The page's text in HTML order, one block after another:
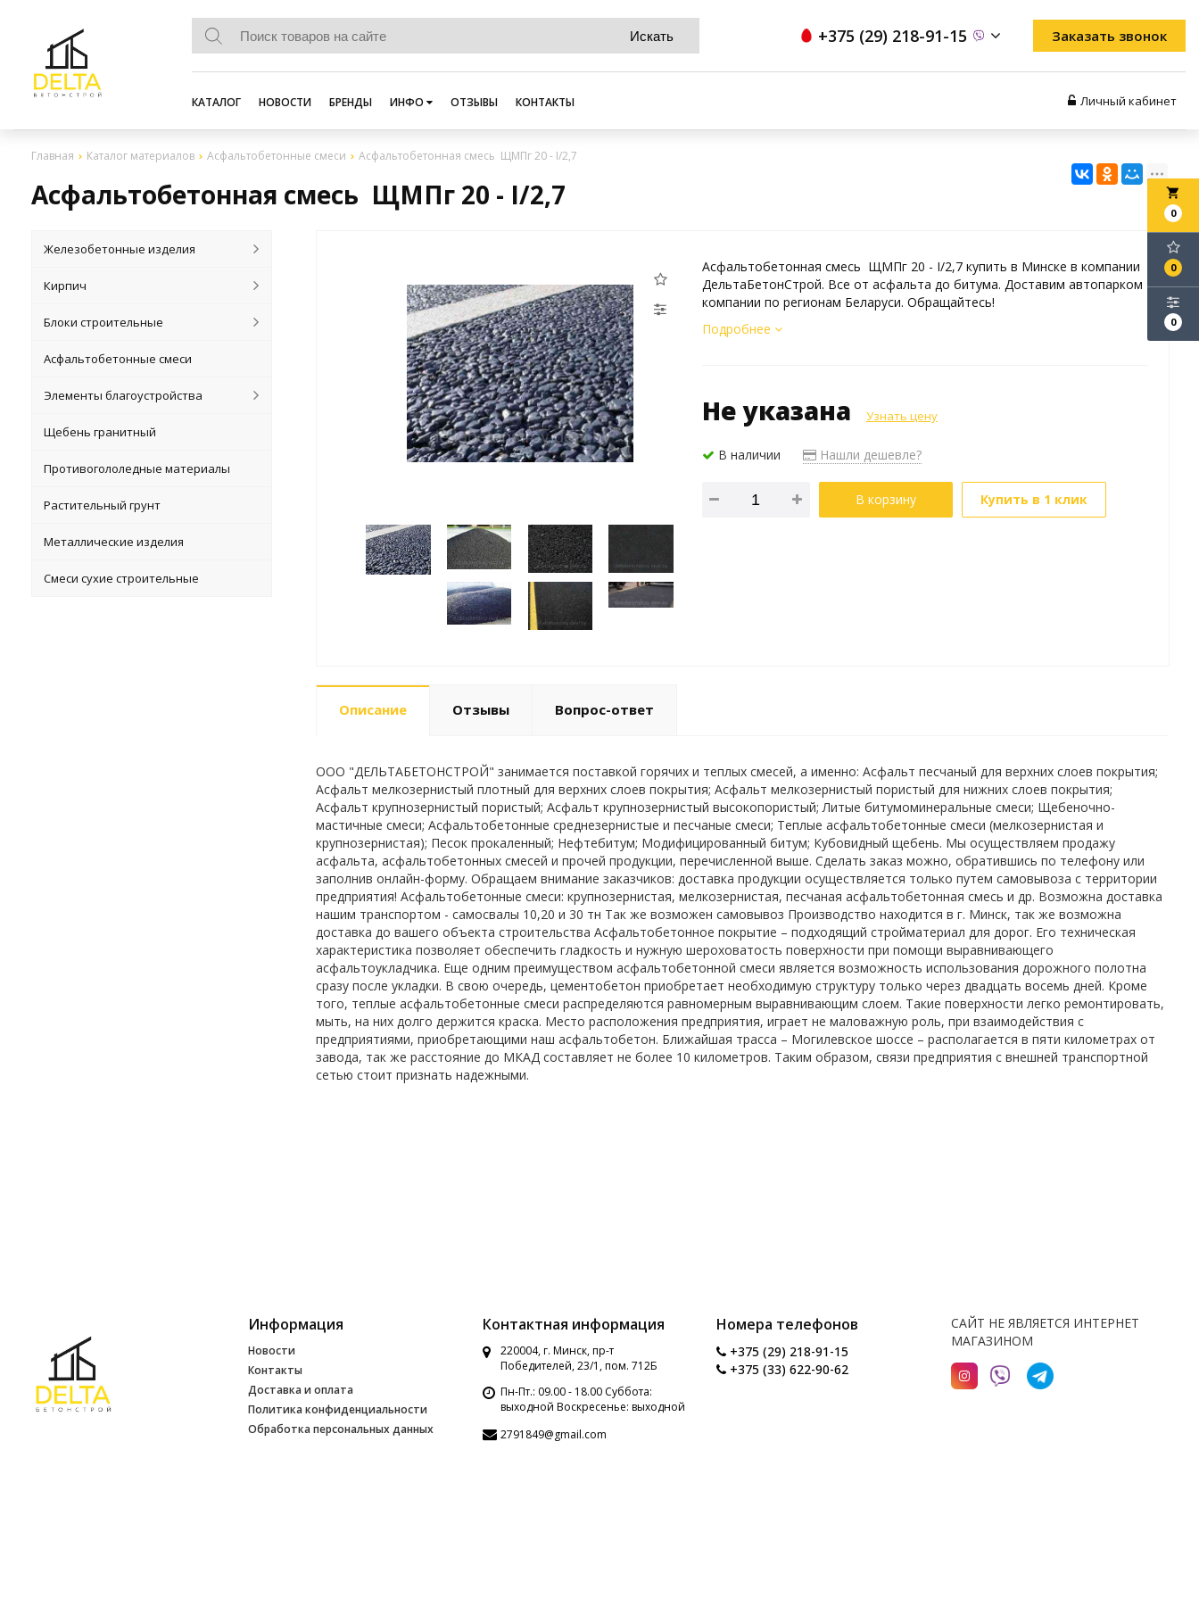
+375 (29) 218-91-15 Заказать звонок
КАТАЛОГ НОВОСТИ БРЕНДЫ ИНФО ОТЗЫВЫ КОНТАКТЫ Личный кабинет
Главная Каталог материалов Асфальтобетонные смеси Асфальтобетонная смесь ЩМПг 20 - I/2,7
Асфальтобетонная смесь ЩМПг 20 - I/2,7 local_grocery_store
0
0
0
Железобетонные изделия
Кирпич
Блоки строительные
Асфальтобетонные смеси
Элементы благоустройства
Щебень гранитный
Противогололедные материалы
Растительный грунт
Металлические изделия
Смеси сухие строительные
Асфальтобетонная смесь ЩМПг 20 - I/2,7 купить в Минске в компании
ДельтаБетонСтрой. Все от асфальта до битума. Доставим автопарком
компании по регионам Беларуси. Обращайтесь!
Подробнее
Не указана Узнать цену
В наличии Нашли дешевле?
В корзину Купить в 1 клик
Описание Отзывы Вопрос-ответ
ООО "ДЕЛЬТАБЕТОНСТРОЙ" занимается поставкой горячих и теплых смесей, а именно: Асфальт песчаный для верхних слоев покрытия;
Асфальт мелкозернистый плотный для верхних слоев покрытия; Асфальт мелкозернистый пористый для нижних слоев покрытия;
Асфальт крупнозернистый пористый; Асфальт крупнозернистый высокопористый; Литые битумоминеральные смеси; Щебеночно-
мастичные смеси; Асфальтобетонные среднезернистые и песчаные смеси; Теплые асфальтобетонные смеси (мелкозернистая и
крупнозернистая); Песок прокаленный; Нефтебитум; Модифицированный битум; Кубовидный щебень. Мы осуществляем продажу
асфальта, асфальтобетонных смесей и прочей продукции, перечисленной выше. Сделать заказ можно, обратившись по телефону или
заполнив онлайн-форму. Обращаем внимание заказчиков: доставка продукции осуществляется только путем самовывоза с территории
предприятия! Асфальтобетонные смеси: крупнозернистая, мелкозернистая, песчаная асфальтобетонная смесь и др. Возможна доставка
нашим транспортом - самосвалы 10,20 и 30 тн Так же возможен самовывоз Производство находится в г. Минск, так же возможна
доставка до вашего объекта строительства Асфальтобетонное покрытие – подходящий стройматериал для дорог. Его техническая
характеристика позволяет обеспечить гладкость и нужную шероховатость поверхности при помощи выравнивающего
асфальтоукладчика. Еще одним преимуществом асфальтобетонной смеси является возможность использования дорожного полотна
сразу после укладки. В свою очередь, цементобетон приобретает необходимую структуру только через двадцать восемь дней. Кроме
того, теплые асфальтобетонные смеси распределяются равномерным выравнивающим слоем. Такие поверхности легко ремонтировать,
мыть, на них долго держится краска. Место расположения предприятия, играет не маловажную роль, при взаимодействия с
предприятиями, приобретающими наш асфальтобетон. Ближайшая трасса – Могилевское шоссе – располагается в пяти километрах от
завода, так же расстояние до МКАД составляет не более 10 километров. Таким образом, связи предприятия с внешней транспортной
сетью стоит признать надежными.
Информация
Новости
Контакты
Доставка и оплата
Политика конфиденциальности
Обработка персональных данных
Контактная информация
220004, г. Минск, пр-т
Победителей, 23/1, пом. 712Б
Пн-Пт.: 09.00 - 18.00 Суббота:
выходной Воскресенье: выходной
2791849@gmail.com
Номера телефонов
+375 (29) 218-91-15
+375 (33) 622-90-62
САЙТ НЕ ЯВЛЯЕТСЯ ИНТЕРНЕТ
МАГАЗИНОМ